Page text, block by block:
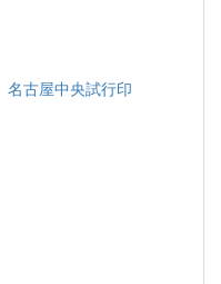
古屋中央試行印